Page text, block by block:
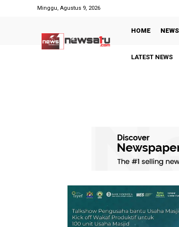
Minggu, Agustus 9, 2026
HOME NEWS
LATEST NEWS